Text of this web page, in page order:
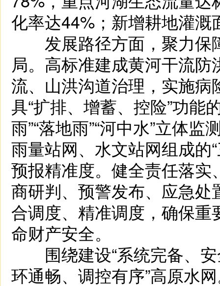
化率达44%；新增耕地灌溉
发展路径方面，聚力保
局。高标准建成黄河干流
流、山洪沟道治理，实施
具“扩排、增蓄、控险”功能
雨”“落地雨”“河中水”立体
雨量站网、水文站网组成的
预报精准度。健全责任落
商研判、预警发布、应急
合调度、精准调度，确保
命财产安全。
围绕建设“系统完备、安
环通畅、调控有序”高原水